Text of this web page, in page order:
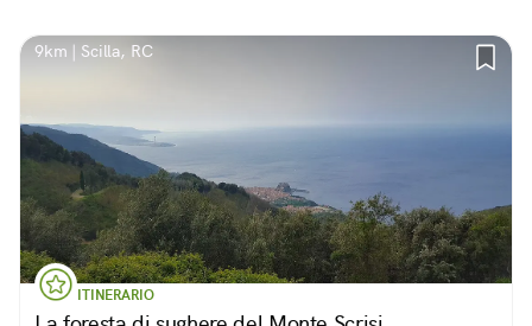
9km | Scilla, RC
ITINERARIO